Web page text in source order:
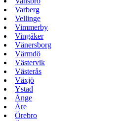
Varberg
Vellinge
Vimmerby
Vingåker
Vänersborg
Värmdö
Västervik
Västerås
Växjö
Ystad
Ånge
Åre
Örebro